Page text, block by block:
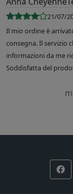
21/07/
Il mio ordine è
consegna. Il servizio
informazioni da me
Soddisfatta del